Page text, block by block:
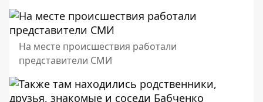
На месте происшествия работали
представители СМИ